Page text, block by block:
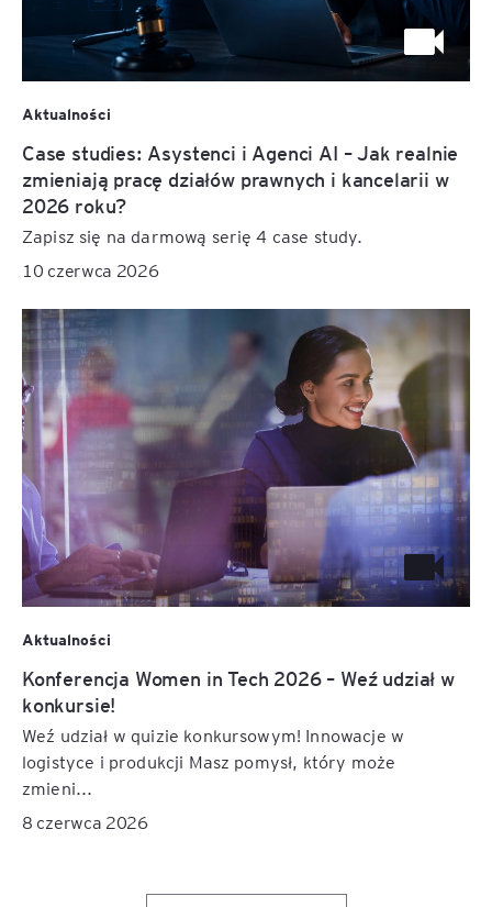
Aktualności
Case studies: Asystenci i Agenci AI – Jak realnie
zmieniają pracę działów prawnych i kancelarii w
2026 roku?
Zapisz się na darmową serię 4 case study.
10 czerwca 2026
Aktualności
Konferencja Women in Tech 2026 – Weź udział w
konkursie!
Weź udział w quizie konkursowym! Innowacje w
logistyce i produkcji Masz pomysł, który może
zmieni...
8 czerwca 2026